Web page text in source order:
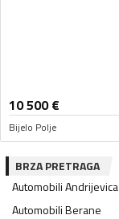
10 500€
Bijelo Polje
BRZA PRETRAGA
AutomobiliAndrijevica
AutomobiliBerane